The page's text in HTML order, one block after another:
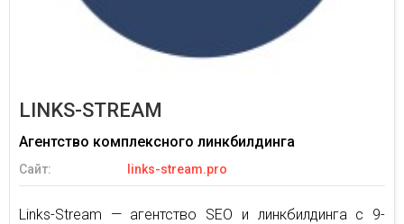
LINKS-STREAM
Агентство комплексного линкбилдинга
Сайт: links-stream.pro
Links-Stream — агентство SEO и линкбилдинга с 9-